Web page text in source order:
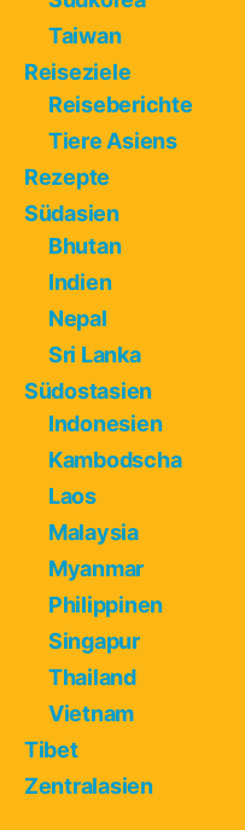
Taiwan
Reiseziele
Reiseberichte
Tiere Asiens
Rezepte
Südasien
Bhutan
Indien
Nepal
Sri Lanka
Südostasien
Indonesien
Kambodscha
Laos
Malaysia
Myanmar
Philippinen
Singapur
Thailand
Vietnam
Tibet
Zentralasien